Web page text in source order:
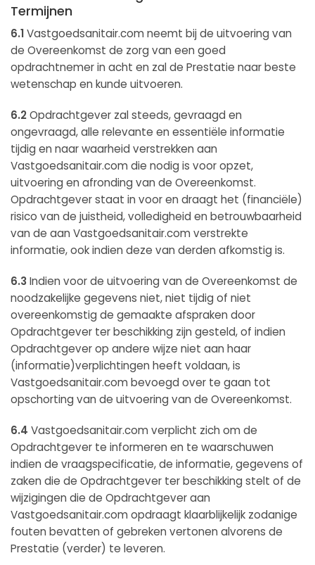
Termijnen
6.1Vastgoedsanitair.com neemt bij de uitvoering van
de Overeenkomst de zorg van een goed
opdrachtnemer in acht en zal de Prestatie naar beste
wetenschap en kunde uitvoeren.
6.2Opdrachtgever zal steeds, gevraagd en
ongevraagd, alle relevante en essentiële informatie
tijdig en naar waarheid verstrekken aan
Vastgoedsanitair.com die nodig is voor opzet,
uitvoering en afronding van de Overeenkomst.
Opdrachtgever staat in voor en draagt het (financiële)
risico van de juistheid, volledigheid en betrouwbaarheid
van de aan Vastgoedsanitair.com verstrekte
informatie, ook indien deze van derden afkomstig is.
6.3Indien voor de uitvoering van de Overeenkomst de
noodzakelijke gegevens niet, niet tijdig of niet
overeenkomstig de gemaakte afspraken door
Opdrachtgever ter beschikking zijn gesteld, of indien
Opdrachtgever op andere wijze niet aan haar
(informatie)verplichtingen heeft voldaan, is
Vastgoedsanitair.com bevoegd over te gaan tot
opschorting van de uitvoering van de Overeenkomst.
6.4 Vastgoedsanitair.com verplicht zich om de
Opdrachtgever te informeren en te waarschuwen
indien de vraagspecificatie, de informatie, gegevens of
zaken die de Opdrachtgever ter beschikking stelt of de
wijzigingen die de Opdrachtgever aan
Vastgoedsanitair.com opdraagt klaarblijkelijk zodanige
fouten bevatten of gebreken vertonen alvorens de
Prestatie (verder) te leveren.